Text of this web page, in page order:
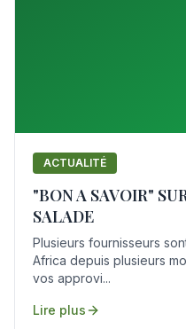
ACTUALITÉ
"BON A SAVOIR"
SALADE
Plusieurs fournisseurs
Africa depuis plusieurs
vos approvi...
Lire plus